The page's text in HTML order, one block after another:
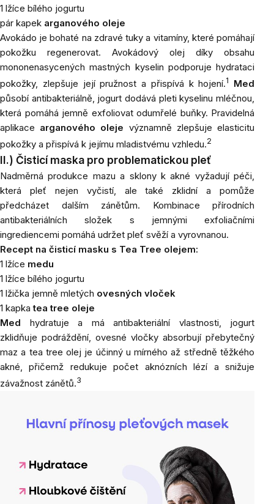
1 lžíce bílého jogurtu
pár kapek arganového oleje
Avokádo je bohaté na zdravé tuky a vitamíny, které pomáhají
pokožku regenerovat. Avokádový olej díky obsahu
mononenasycených mastných kyselin podporuje hydrataci
pokožky, zlepšuje její pružnost a přispívá k hojení.1
Med
působí antibakteriálně, jogurt dodává pleti kyselinu mléčnou,
která pomáhá jemně exfoliovat odumřelé buňky. Pravidelná
aplikace arganového oleje významně zlepšuje elasticitu
pokožky a přispívá k jejímu mladistvému vzhledu.2
II.) Čisticí maska pro problematickou pleť
Nadměrná produkce mazu a sklony k akné vyžadují péči,
která pleť nejen vyčistí, ale také zklidní a pomůže
předcházet dalším zánětům. Kombinace přírodních
antibakteriálních složek s jemnými exfoliačními
ingrediencemi pomáhá udržet pleť svěží a vyrovnanou.
Recept na čisticí masku s Tea Tree olejem:
1 lžíce medu
1 lžíce bílého jogurtu
1 lžička jemně mletých ovesných vloček
1 kapkatea tree oleje
Med hydratuje a má antibakteriální vlastnosti, jogurt
zklidňuje podráždění, ovesné vločky absorbují přebytečný
maz a tea tree olej je účinný u mírného až středně těžkého
akné, přičemž redukuje počet aknózních lézí a snižuje
závažnost zánětů.3